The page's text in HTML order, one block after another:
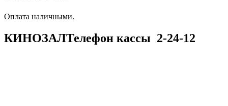
​​​​​​​Оплата наличными.
КИНОЗАЛТелефон кассы 2-24-12